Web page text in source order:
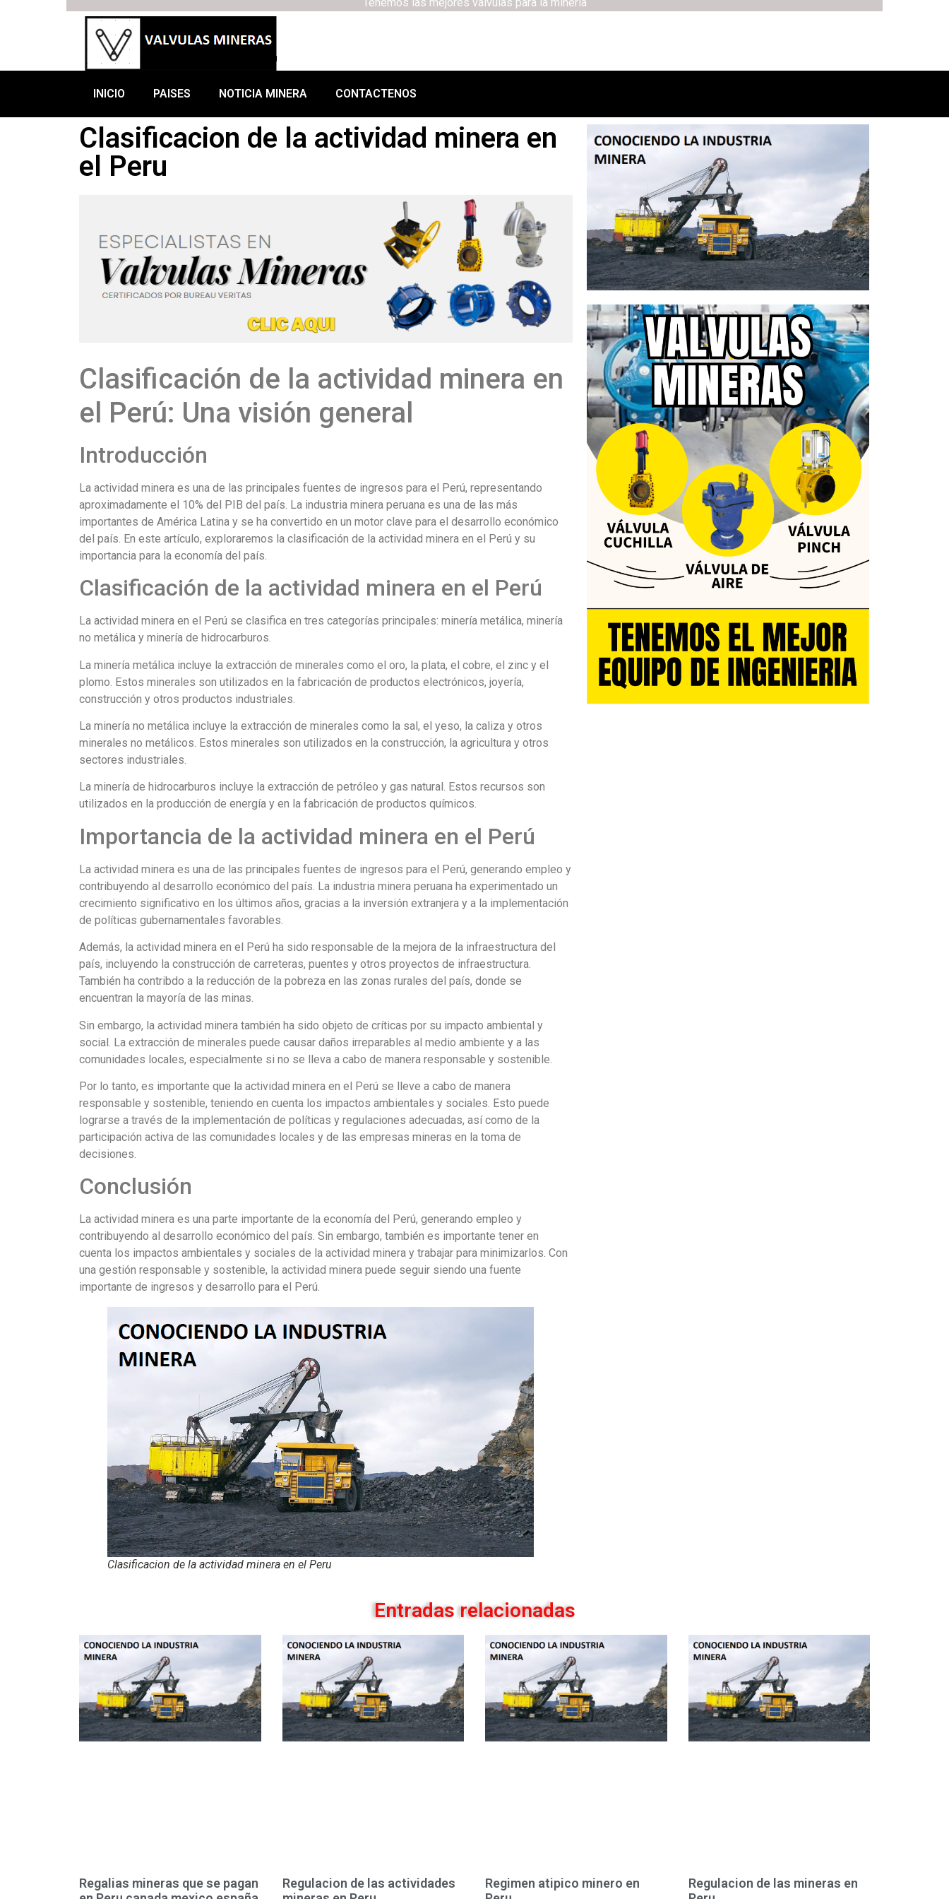
INICIO PAISES NOTICIA MINERA CONTACTENOS
Clasificacion de la actividad minera en
el Peru
Clasificación de la actividad minera en
el Perú: Una visión general
Introducción
La actividad minera es una de las principales fuentes de ingresos para el Perú, representando
aproximadamente el 10% del PIB del país. La industria minera peruana es una de las más
importantes de América Latina y se ha convertido en un motor clave para el desarrollo económico
del país. En este artículo, exploraremos la clasificación de la actividad minera en el Perú y su
importancia para la economía del país.
Clasificación de la actividad minera en el Perú
La actividad minera en el Perú se clasifica en tres categorías principales: minería metálica, minería
no metálica y minería de hidrocarburos.
La minería metálica incluye la extracción de minerales como el oro, la plata, el cobre, el zinc y el
plomo. Estos minerales son utilizados en la fabricación de productos electrónicos, joyería,
construcción y otros productos industriales.
La minería no metálica incluye la extracción de minerales como la sal, el yeso, la caliza y otros
minerales no metálicos. Estos minerales son utilizados en la construcción, la agricultura y otros
sectores industriales.
La minería de hidrocarburos incluye la extracción de petróleo y gas natural. Estos recursos son
utilizados en la producción de energía y en la fabricación de productos químicos.
Importancia de la actividad minera en el Perú
La actividad minera es una de las principales fuentes de ingresos para el Perú, generando empleo y
contribuyendo al desarrollo económico del país. La industria minera peruana ha experimentado un
crecimiento significativo en los últimos años, gracias a la inversión extranjera y a la implementación
de políticas gubernamentales favorables.
Además, la actividad minera en el Perú ha sido responsable de la mejora de la infraestructura del
país, incluyendo la construcción de carreteras, puentes y otros proyectos de infraestructura.
También ha contribdo a la reducción de la pobreza en las zonas rurales del país, donde se
encuentran la mayoría de las minas.
Sin embargo, la actividad minera también ha sido objeto de críticas por su impacto ambiental y
social. La extracción de minerales puede causar daños irreparables al medio ambiente y a las
comunidades locales, especialmente si no se lleva a cabo de manera responsable y sostenible.
Por lo tanto, es importante que la actividad minera en el Perú se lleve a cabo de manera
responsable y sostenible, teniendo en cuenta los impactos ambientales y sociales. Esto puede
lograrse a través de la implementación de políticas y regulaciones adecuadas, así como de la
participación activa de las comunidades locales y de las empresas mineras en la toma de
decisiones.
Conclusión
La actividad minera es una parte importante de la economía del Perú, generando empleo y
contribuyendo al desarrollo económico del país. Sin embargo, también es importante tener en
cuenta los impactos ambientales y sociales de la actividad minera y trabajar para minimizarlos. Con
una gestión responsable y sostenible, la actividad minera puede seguir siendo una fuente
importante de ingresos y desarrollo para el Perú.
Clasificacion de la actividad minera en el Peru
Entradas relacionadas
Regalias mineras que se pagan
Regulacion de las actividades
Regimen atipico minero en
Regulacion de las mineras en